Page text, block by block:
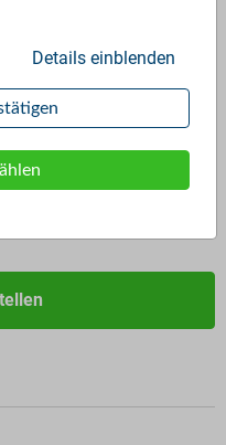
Big Bags
Details einblenden